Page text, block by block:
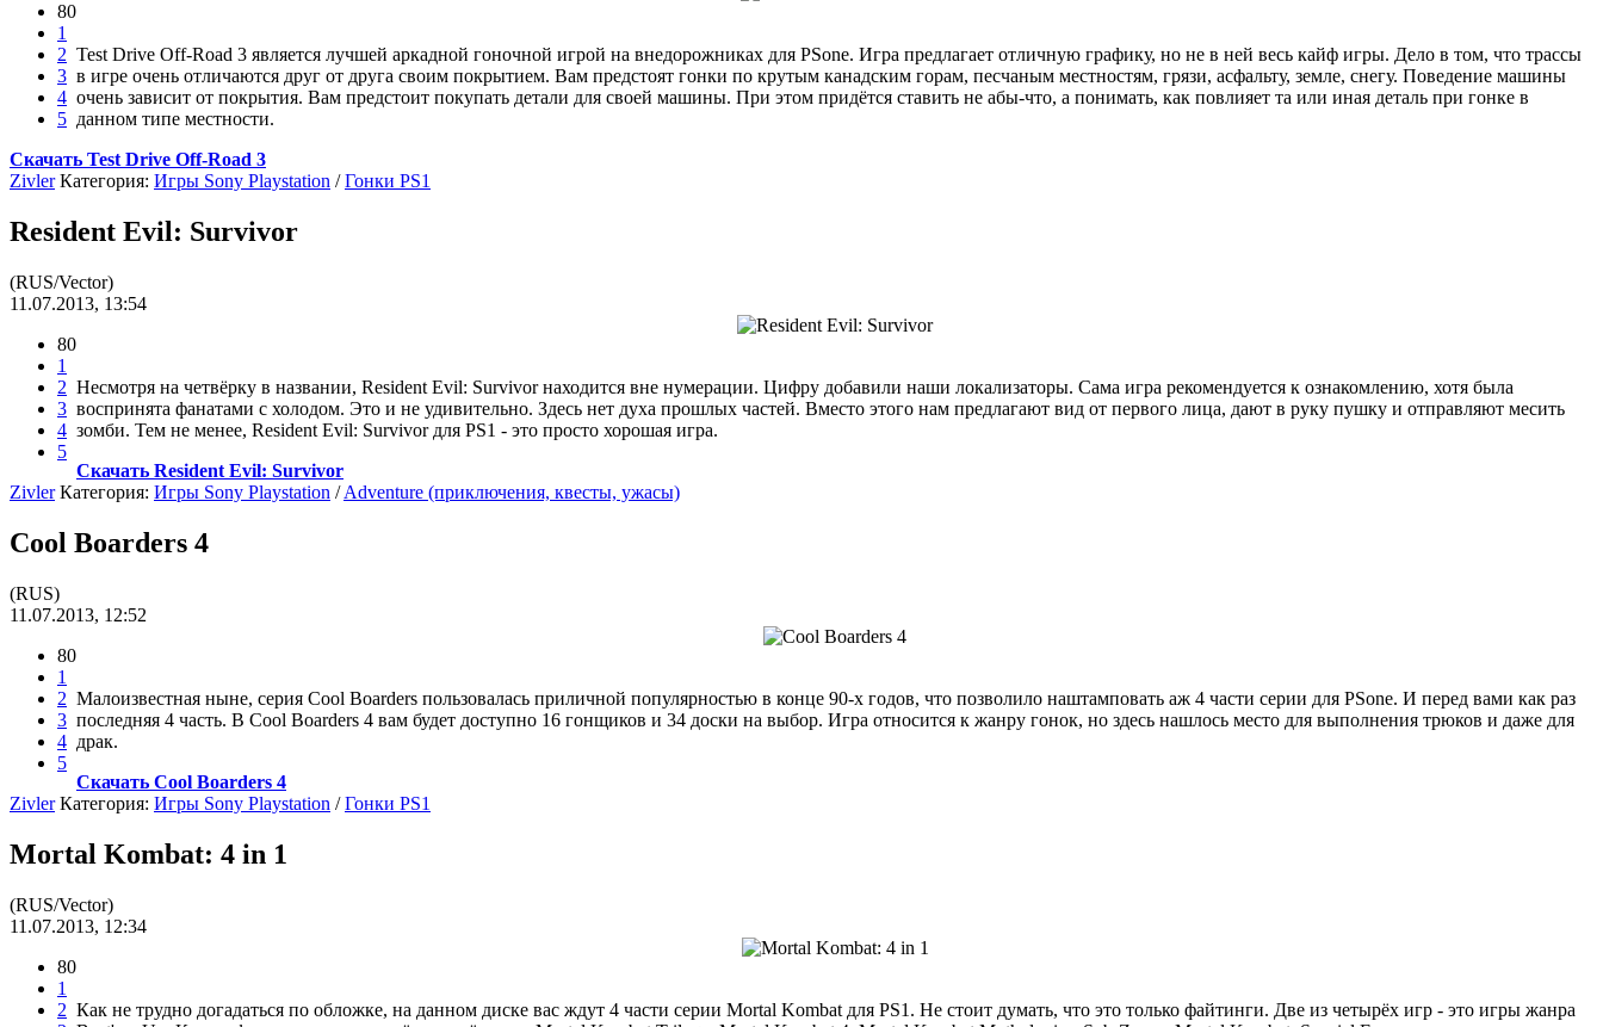
80
1
2
3
4
5
Test Drive Off-Road 3 является лучшей аркадной гоночной игрой на внедорожниках для PSone. Игра предлагает отличную графику, но не в ней весь кайф игры. Дело в том, что трассы
в игре очень отличаются друг от друга своим покрытием. Вам предстоят гонки по крутым канадским горам, песчаным местностям, грязи, асфальту, земле, снегу. Поведение машины
очень зависит от покрытия. Вам предстоит покупать детали для своей машины. При этом придётся ставить не абы-что, а понимать, как повлияет та или иная деталь при гонке в
данном типе местности.
Скачать Test Drive Off-Road 3
Zivler Категория: Игры Sony Playstation /Гонки PS1
Resident Evil: Survivor
(RUS/Vector)
11.07.2013, 13:54
80
1
2
3
4
5
Несмотря на четвёрку в названии, Resident Evil: Survivor находится вне нумерации. Цифру добавили наши локализаторы. Сама игра рекомендуется к ознакомлению, хотя была
воспринята фанатами с холодом. Это и не удивительно. Здесь нет духа прошлых частей. Вместо этого нам предлагают вид от первого лица, дают в руку пушку и отправляют месить
зомби. Тем не менее, Resident Evil: Survivor для PS1 - это просто хорошая игра.
Скачать Resident Evil: Survivor
Zivler Категория: Игры Sony Playstation /Adventure (приключения, квесты, ужасы)
Cool Boarders 4
(RUS)
11.07.2013, 12:52
80
1
2
3
4
5
Малоизвестная ныне, серия Cool Boarders пользовалась приличной популярностью в конце 90-х годов, что позволило наштамповать аж 4 части серии для PSone. И перед вами как раз
последняя 4 часть. В Cool Boarders 4 вам будет доступно 16 гонщиков и 34 доски на выбор. Игра относится к жанру гонок, но здесь нашлось место для выполнения трюков и даже для
драк.
Скачать Cool Boarders 4
Zivler Категория: Игры Sony Playstation /Гонки PS1
Mortal Kombat: 4 in 1
(RUS/Vector)
11.07.2013, 12:34
80
1
2 Как не трудно догадаться по обложке, на данном диске вас ждут 4 части серии Mortal Kombat для PS1. Не стоит думать, что это только файтинги. Две из четырёх игр - это игры жанра